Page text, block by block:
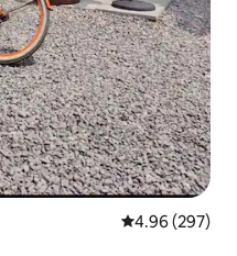
평점 4.96점(5
4.96 (297)